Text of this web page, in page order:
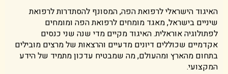
האיגוד הישראלי לרפואת הפה, המסונף להסתדרות לרפואת
שיניים בישראל, מאגד מומחים לרפואת הפה ומומחים
לפתולוגיה אוראלית. האיגוד מקיים מדי שנה שני כנסים
אקדמיים שכוללים דיונים מדעיים והרצאות של מרצים מובילים
בתחום מהארץ ומהעולם, מה שמבטיח עדכון מתמיד של הידע
המקצועי.